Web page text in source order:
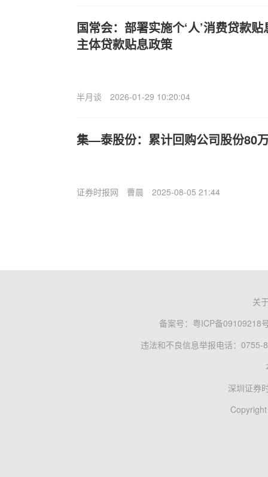
国常会：部署实施个‘人’消费贷款
主体贷款贴息政策
半月谈 2026-01-29 10:20:04
集—泰股份：累计回购公司股份80
证券时报网 曹晨 2025-08-05 21:44
关
备案号： 粤ICP备09109218
违法和不良信息举报电话：0755-
深圳证券